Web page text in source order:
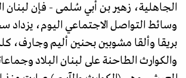
الجاهلية، زهير بن أبي سُلمى - فإن لبنان
وسائط التواصل الاجتماعي اليوم،
بريقا وألقا مشوبين بحنين أليم وجارف،
والكوارث الطاحنة على لبنان البلاد